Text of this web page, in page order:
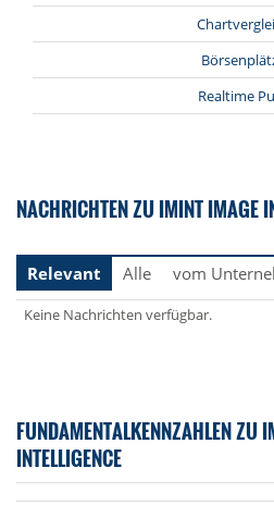
Realtime
NACHRICHTEN ZU IMINT IMAGE
Relevant
Alle vom
Keine Nachrichten verfügbar.
FUNDAMENTALKENNZAHLEN ZU
INTELLIGENCE